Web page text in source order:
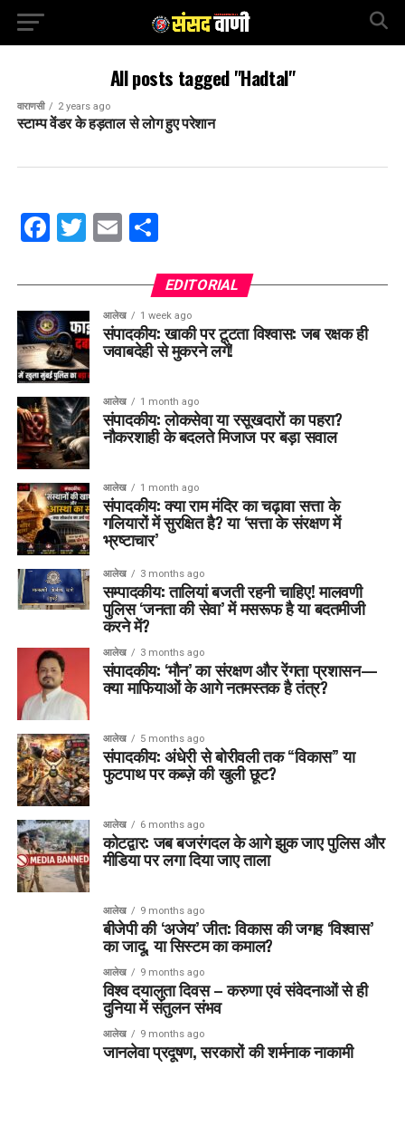
All posts tagged "Hadtal"
वाराणसी 2 years ago
स्टाम्प वेंडर के हड़ताल से लोग हुए परेशान
Facebook
Twitter
EmailShare
EDITORIAL
आलेख 1 week ago
संपादकीय: खाकी पर टूटता विश्वास: जब रक्षक ही
जवाबदेही से मुकरने लगें!
आलेख 1 month ago
संपादकीय: लोकसेवा या रसूखदारों का पहरा?
नौकरशाही के बदलते मिजाज पर बड़ा सवाल
आलेख 1 month ago
संपादकीय: क्या राम मंदिर का चढ़ावा सत्ता के
गलियारों में सुरक्षित है? या ‘सत्ता के संरक्षण में
भ्रष्टाचार’
आलेख 3 months ago
सम्पादकीय: तालियां बजती रहनी चाहिए! मालवणी
पुलिस ‘जनता की सेवा’ में मसरूफ है या बदतमीजी
करने में?
आलेख 3 months ago
संपादकीय: ‘मौन’ का संरक्षण और रेंगता प्रशासन—
क्या माफियाओं के आगे नतमस्तक है तंत्र?
आलेख 5 months ago
संपादकीय: अंधेरी से बोरीवली तक “विकास” या
फुटपाथ पर कब्ज़े की खुली छूट?
आलेख 6 months ago
कोटद्वार: जब बजरंगदल के आगे झुक जाए पुलिस और
मीडिया पर लगा दिया जाए ताला
आलेख 9 months ago
बीजेपी की ‘अजेय’ जीत: विकास की जगह ‘विश्वास’
का जादू, या सिस्टम का कमाल?
आलेख 9 months ago
विश्व दयालुता दिवस – करुणा एवं संवेदनाओं से ही
दुनिया में संतुलन संभव
आलेख 9 months ago
जानलेवा प्रदूषण, सरकारों की शर्मनाक नाकामी